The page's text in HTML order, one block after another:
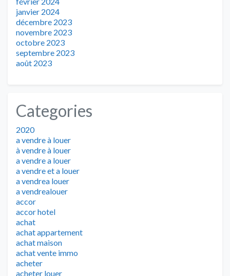
janvier 2024
décembre 2023
novembre 2023
octobre 2023
septembre 2023
août 2023
Categories
2020
a vendre à louer
à vendre à louer
a vendre a louer
a vendre et a louer
a vendrea louer
a vendrealouer
accor
accor hotel
achat
achat appartement
achat maison
achat vente immo
acheter
acheter louer